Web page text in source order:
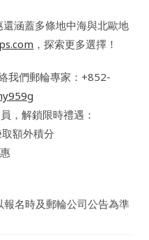
涵蓋多條地中海與北歐地
，探索更多選擇！
我們郵輪專家：+852-
，解鎖限時禮遇：
額外積分
名時及郵輪公司公告為準